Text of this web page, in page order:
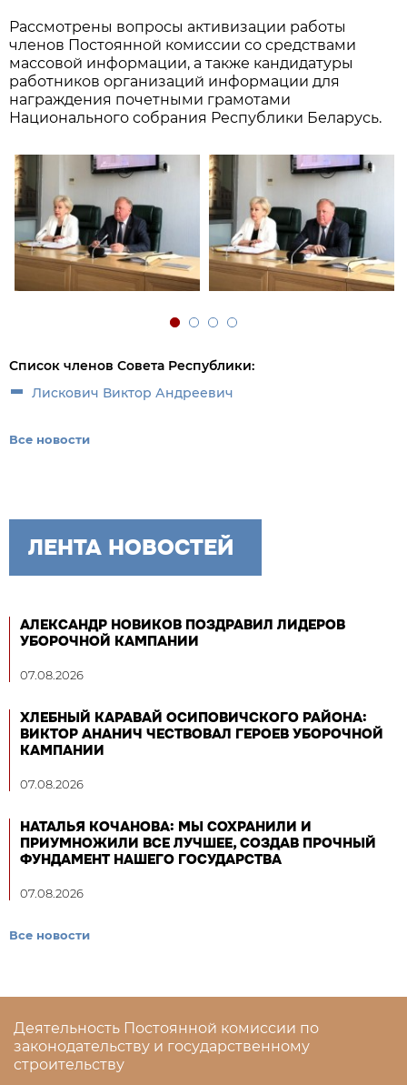
Рассмотрены вопросы активизации работы
членов Постоянной комиссии со средствами
массовой информации, а также кандидатуры
работников организаций информации для
награждения почетными грамотами
Национального собрания Республики Беларусь.
Список членов Совета Республики:
Лискович Виктор Андреевич
Все новости
ЛЕНТА НОВОСТЕЙ
АЛЕКСАНДР НОВИКОВ ПОЗДРАВИЛ ЛИДЕРОВ
УБОРОЧНОЙ КАМПАНИИ
07.08.2026
ХЛЕБНЫЙ КАРАВАЙ ОСИПОВИЧСКОГО РАЙОНА:
ВИКТОР АНАНИЧ ЧЕСТВОВАЛ ГЕРОЕВ УБОРОЧНОЙ
КАМПАНИИ
07.08.2026
НАТАЛЬЯ КОЧАНОВА: МЫ СОХРАНИЛИ И
ПРИУМНОЖИЛИ ВСЕ ЛУЧШЕЕ, СОЗДАВ ПРОЧНЫЙ
ФУНДАМЕНТ НАШЕГО ГОСУДАРСТВА
07.08.2026
Все новости
Деятельность Постоянной комиссии по
законодательству и государственному
строительству